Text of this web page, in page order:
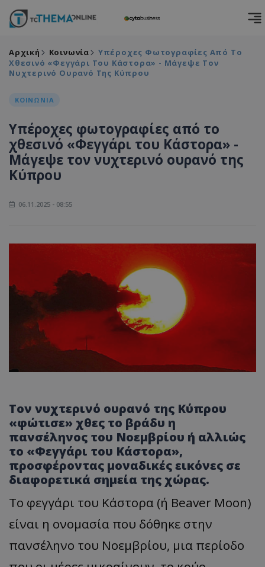
Αρχική Κοινωνία
Υπέροχες Φωτογραφίες Από Το
Χθεσινό «Φεγγάρι Του Κάστορα» - Μάγεψε Τον
Νυχτερινό Ουρανό Της Κύπρου
ΚΟΙΝΩΝΙΑ
Υπέροχες φωτογραφίες από το
χθεσινό «Φεγγάρι του Κάστορα» -
Μάγεψε τον νυχτερινό ουρανό της
Κύπρου
06.11.2025 - 08:55
Τον νυχτερινό ουρανό της Κύπρου
«φώτισε» χθες το βράδυ η
πανσέληνος του Νοεμβρίου ή αλλιώς
το «Φεγγάρι του Κάστορα»,
προσφέροντας μοναδικές εικόνες σε
διαφορετικά σημεία της χώρας.
Το φεγγάρι του Κάστορα (ή Beaver Moon)
είναι η ονομασία που δόθηκε στην
πανσέληνο του Νοεμβρίου, μια περίοδο